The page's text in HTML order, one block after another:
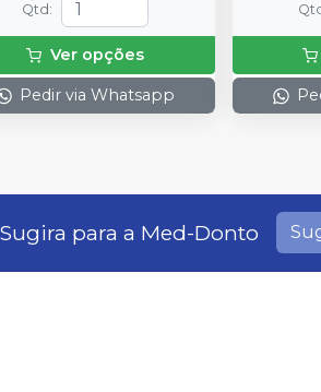
Qtd :
Ver opções
Pedir via Whatsapp
Sugira para a Med-Donto